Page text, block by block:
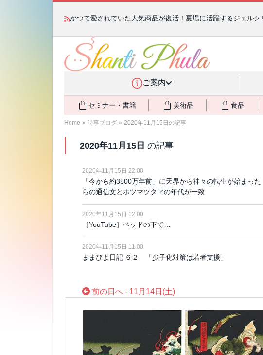
かつて愛されていた人気商品が復活！夏場に活躍するジェル
ご案内
セミナー・書籍 美術品 食品
Home » 時事ブログ » 2020年11月15日の記事
2020年11月15日 の記事
2020年11月15日 22:00
「今から約3500万年前」に天界から神々の転生が始まっ
らの通信文とホツマツタヱの年代が一致
2020年11月15日 12:00
［YouTube］ベッドの下で…
2020年11月15日 11:00
ままぴよ日記 ６２ 「少子化対策は若者支援」
前の日へ - 11月14日(土)